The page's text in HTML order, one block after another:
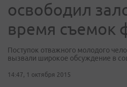
освободил
время съемок
Поступок отважного молодого
вызвали широкое обсуждение в
14:47, 1 октября 2015